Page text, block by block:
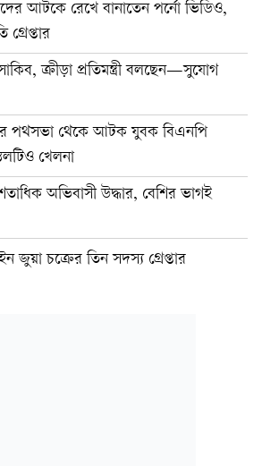
আটকে রেখে বানাতেন পর্নো ভিডিও,
ক্রীড়া প্রতিমন্ত্রী বলছেন—সুযোগ
পথসভা থেকে আটক যুবক বিএনপি
খেলনা
অভিবাসী উদ্ধার, বেশির ভাগই
জুয়া চক্রের তিন সদস্য গ্রেপ্তার